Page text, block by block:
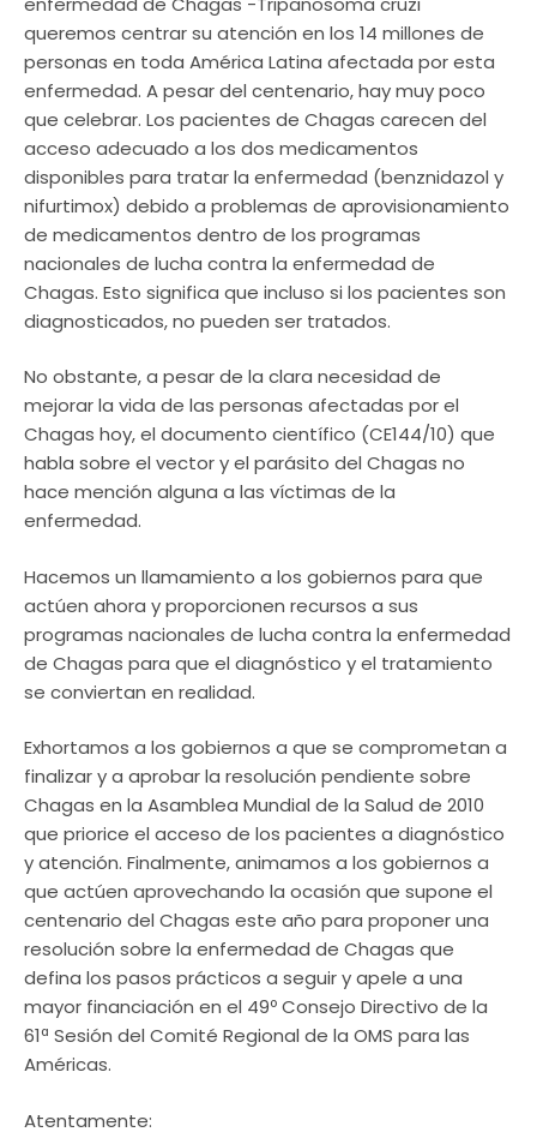
queremos centrar su atención en los 14 millones de
personas en toda América Latina afectada por esta
enfermedad. A pesar del centenario, hay muy poco
que celebrar. Los pacientes de Chagas carecen del
acceso adecuado a los dos medicamentos
disponibles para tratar la enfermedad (benznidazol y
nifurtimox) debido a problemas de aprovisionamiento
de medicamentos dentro de los programas
nacionales de lucha contra la enfermedad de
Chagas. Esto significa que incluso si los pacientes son
diagnosticados, no pueden ser tratados.
No obstante, a pesar de la clara necesidad de
mejorar la vida de las personas afectadas por el
Chagas hoy, el documento científico (CE144/10) que
habla sobre el vector y el parásito del Chagas no
hace mención alguna a las víctimas de la
enfermedad.
Hacemos un llamamiento a los gobiernos para que
actúen ahora y proporcionen recursos a sus
programas nacionales de lucha contra la enfermedad
de Chagas para que el diagnóstico y el tratamiento
se conviertan en realidad.
Exhortamos a los gobiernos a que se comprometan a
finalizar y a aprobar la resolución pendiente sobre
Chagas en la Asamblea Mundial de la Salud de 2010
que priorice el acceso de los pacientes a diagnóstico
y atención. Finalmente, animamos a los gobiernos a
que actúen aprovechando la ocasión que supone el
centenario del Chagas este año para proponer una
resolución sobre la enfermedad de Chagas que
defina los pasos prácticos a seguir y apele a una
mayor financiación en el 49º Consejo Directivo de la
61ª Sesión del Comité Regional de la OMS para las
Américas.
Atentamente: